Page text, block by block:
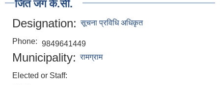
जित जंग के.सी.
Designation: सूचना प्रविधि अधिकृत
Phone: 9849641449
Municipality: रामग्राम
Elected or Staff: